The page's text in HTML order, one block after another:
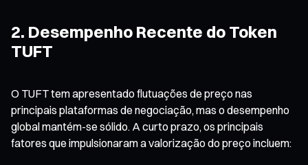
2. Desempenho Recente do Token
TUFT
O TUFT tem apresentado flutuações de preço nas
principais plataformas de negociação, mas o desempenho
global mantém-se sólido. A curto prazo, os principais
fatores que impulsionaram a valorização do preço incluem: